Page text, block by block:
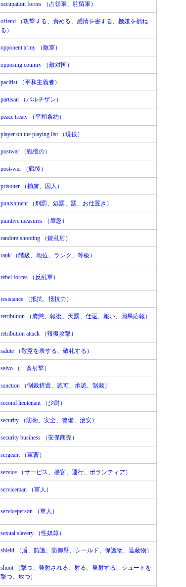
occupation forces （占領軍、駐留軍）
offend （攻撃する、責める、感情を害する、機嫌を損ね
る）
opponent army （敵軍）
opposing country （敵対国）
pacifist （平和主義者）
partisan （パルチザン）
peace treaty （平和条約）
player on the playing list （現役）
postwar （戦後の）
post-war （戦後）
prisoner （捕虜、囚人）
punishment （刑罰、処罰、罰、お仕置き）
punitive measures （膺懲）
random shooting （銃乱射）
rank （階級、地位、ランク、等級）
rebel forces （反乱軍）
resistance （抵抗、抵抗力）
retribution （膺懲、報復、天罰、仕返、報い、因果応報）
retribution attack （報復攻撃）
salute （敬意を表する、敬礼する）
salvo （一斉射撃）
sanction （制裁措置、認可、承認、制裁）
second lieutenant （少尉）
security （防衛、安全、警備、治安）
security business （安保商売）
sergeant （軍曹）
service （サービス、接客、運行、ボランティア）
serviceman （軍人）
serviceperson （軍人）
sexual slavery （性奴隷）
shield （盾、防護、防御壁、シールド、保護物、遮蔽物）
shoot （撃つ、発射される、射る、発射する、シュートを
撃つ、放つ）